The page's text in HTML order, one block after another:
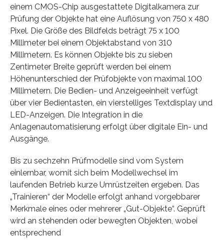
einem CMOS-Chip ausgestattete Digitalkamera zur
Prüfung der Objekte hat eine Auflösung von 750 x 480
Pixel. Die Größe des Bildfelds beträgt 75 x 100
Millimeter bei einem Objektabstand von 310
Millimetern. Es können Objekte bis zu sieben
Zentimeter Breite geprüft werden bei einem
Höhenunterschied der Prüfobjekte von maximal 100
Millimetern. Die Bedien- und Anzeigeeinheit verfügt
über vier Bedientasten, ein vierstelliges Textdisplay und
LED-Anzeigen. Die Integration in die
Anlagenautomatisierung erfolgt über digitale Ein- und
Ausgänge.
Bis zu sechzehn Prüfmodelle sind vom System
einlernbar, womit sich beim Modellwechsel im
laufenden Betrieb kurze Umrüstzeiten ergeben. Das
„Trainieren“ der Modelle erfolgt anhand vorgebbarer
Merkmale eines oder mehrerer „Gut-Objekte“. Geprüft
wird an stehenden oder bewegten Objekten, wobei
entsprechend